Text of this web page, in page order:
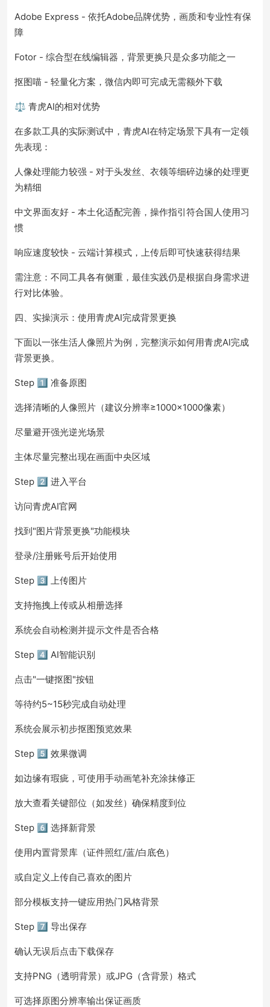
Adobe Express - 依托Adobe品牌优势，画质和专业性有保
障
Fotor - 综合型在线编辑器，背景更换只是众多功能之一
抠图喵 - 轻量化方案，微信内即可完成无需额外下载
⚖️ 青虎AI的相对优势
在多款工具的实际测试中，青虎AI在特定场景下具有一定领
先表现：
人像处理能力较强 - 对于头发丝、衣领等细碎边缘的处理更
为精细
中文界面友好 - 本土化适配完善，操作指引符合国人使用习
惯
响应速度较快 - 云端计算模式，上传后即可快速获得结果
需注意：不同工具各有侧重，最佳实践仍是根据自身需求进
行对比体验。
四、实操演示：使用青虎AI完成背景更换
下面以一张生活人像照片为例，完整演示如何用青虎AI完成
背景更换。
Step 1️⃣ 准备原图
选择清晰的人像照片（建议分辨率≥1000×1000像素）
尽量避开强光逆光场景
主体尽量完整出现在画面中央区域
Step 2️⃣ 进入平台
访问青虎AI官网
找到"图片背景更换"功能模块
登录/注册账号后开始使用
Step 3️⃣ 上传图片
支持拖拽上传或从相册选择
系统会自动检测并提示文件是否合格
Step 4️⃣ AI智能识别
点击"一键抠图"按钮
等待约5~15秒完成自动处理
系统会展示初步抠图预览效果
Step 5️⃣ 效果微调
如边缘有瑕疵，可使用手动画笔补充涂抹修正
放大查看关键部位（如发丝）确保精度到位
Step 6️⃣ 选择新背景
使用内置背景库（证件照红/蓝/白底色）
或自定义上传自己喜欢的图片
部分模板支持一键应用热门风格背景
Step 7️⃣ 导出保存
确认无误后点击下载保存
支持PNG（透明背景）或JPG（含背景）格式
可选择原图分辨率输出保证画质